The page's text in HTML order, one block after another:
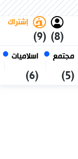
مجتمع
(5)
اسلاميات
(6)
(8)
إشتراك
(9)